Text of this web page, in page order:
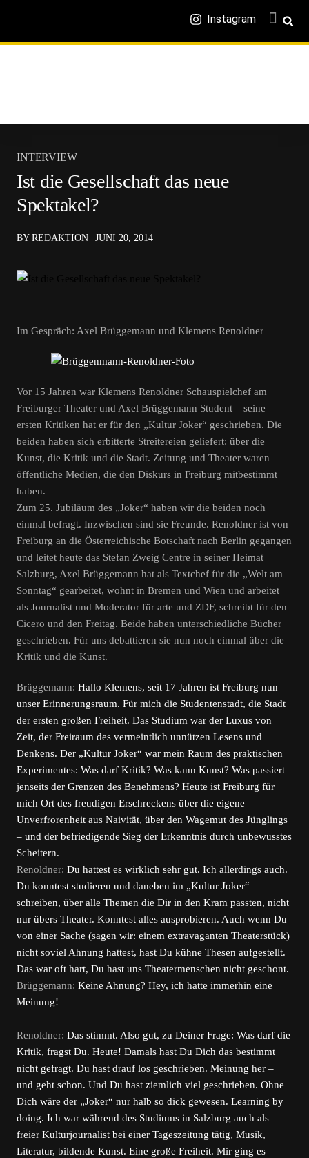
Instagram
INTERVIEW
Ist die Gesellschaft das neue
Spektakel?
BY REDAKTION JUNI 20, 2014
Im Gespräch: Axel Brüggemann und Klemens Renoldner
Vor 15 Jahren war Klemens Renoldner Schauspielchef am
Freiburger Theater und Axel Brüggemann Student – seine
ersten Kritiken hat er für den „Kultur Joker“ geschrieben. Die
beiden haben sich erbitterte Streitereien geliefert: über die
Kunst, die Kritik und die Stadt. Zeitung und Theater waren
öffentliche Medien, die den Diskurs in Freiburg mitbestimmt
haben.
Zum 25. Jubiläum des „Joker“ haben wir die beiden noch
einmal befragt. Inzwischen sind sie Freunde. Renoldner ist von
Freiburg an die Österreichische Botschaft nach Berlin gegangen
und leitet heute das Stefan Zweig Centre in seiner Heimat
Salzburg, Axel Brüggemann hat als Textchef für die „Welt am
Sonntag“ gearbeitet, wohnt in Bremen und Wien und arbeitet
als Journalist und Moderator für arte und ZDF, schreibt für den
Cicero und den Freitag. Beide haben unterschiedliche Bücher
geschrieben. Für uns debattieren sie nun noch einmal über die
Kritik und die Kunst.
Brüggemann: Hallo Klemens, seit 17 Jahren ist Freiburg nun
unser Erinnerungsraum. Für mich die Studentenstadt, die Stadt
der ersten großen Freiheit. Das Studium war der Luxus von
Zeit, der Freiraum des vermeintlich unnützen Lesens und
Denkens. Der „Kultur Joker“ war mein Raum des praktischen
Experimentes: Was darf Kritik? Was kann Kunst? Was passiert
jenseits der Grenzen des Benehmens? Heute ist Freiburg für
mich Ort des freudigen Erschreckens über die eigene
Unverfrorenheit aus Naivität, über den Wagemut des Jünglings
– und der befriedigende Sieg der Erkenntnis durch unbewusstes
Scheitern.
Renoldner: Du hattest es wirklich sehr gut. Ich allerdings auch.
Du konntest studieren und daneben im „Kultur Joker“
schreiben, über alle Themen die Dir in den Kram passten, nicht
nur übers Theater. Konntest alles ausprobieren. Auch wenn Du
von einer Sache (sagen wir: einem extravaganten Theaterstück)
nicht soviel Ahnung hattest, hast Du kühne Thesen aufgestellt.
Das war oft hart, Du hast uns Theatermenschen nicht geschont.
Brüggemann: Keine Ahnung? Hey, ich hatte immerhin eine
Meinung!
Renoldner: Das stimmt. Also gut, zu Deiner Frage: Was darf die
Kritik, fragst Du. Heute! Damals hast Du Dich das bestimmt
nicht gefragt. Du hast drauf los geschrieben. Meinung her –
und geht schon. Und Du hast ziemlich viel geschrieben. Ohne
Dich wäre der „Joker“ nur halb so dick gewesen. Learning by
doing. Ich war während des Studiums in Salzburg auch als
freier Kulturjournalist bei einer Tageszeitung tätig, Musik,
Literatur, bildende Kunst. Eine große Freiheit. Mir ging es